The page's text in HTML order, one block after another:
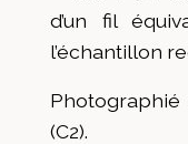
d’un fil
l’échantillon
Photographié
(C2).